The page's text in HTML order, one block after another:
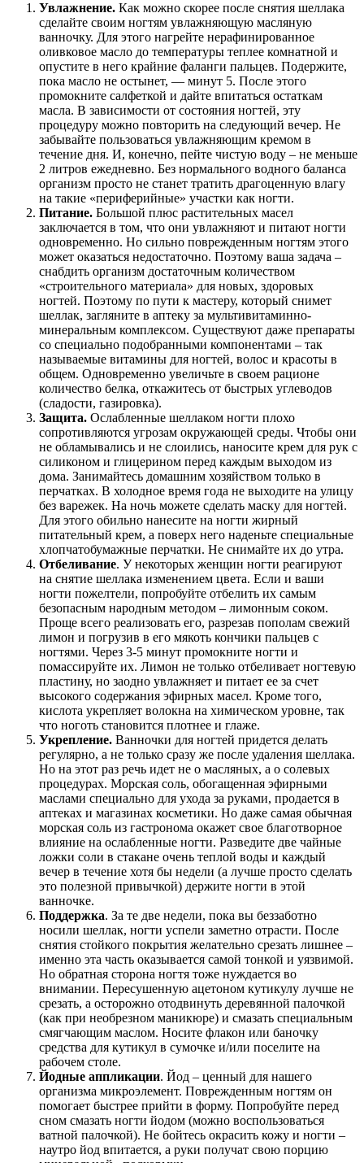
Увлажнение. Как можно скорее после снятия шеллака
сделайте своим ногтям увлажняющую масляную
ванночку. Для этого нагрейте нерафинированное
оливковое масло до температуры теплее комнатной и
опустите в него крайние фаланги пальцев. Подержите,
пока масло не остынет, — минут 5. После этого
промокните салфеткой и дайте впитаться остаткам
масла. В зависимости от состояния ногтей, эту
процедуру можно повторить на следующий вечер. Не
забывайте пользоваться увлажняющим кремом в
течение дня. И, конечно, пейте чистую воду – не меньше
2 литров ежедневно. Без нормального водного баланса
организм просто не станет тратить драгоценную влагу
на такие «периферийные» участки как ногти.
Питание. Большой плюс растительных масел
заключается в том, что они увлажняют и питают ногти
одновременно. Но сильно поврежденным ногтям этого
может оказаться недостаточно. Поэтому ваша задача –
снабдить организм достаточным количеством
«строительного материала» для новых, здоровых
ногтей. Поэтому по пути к мастеру, который снимет
шеллак, загляните в аптеку за мультивитаминно-
минеральным комплексом. Существуют даже препараты
со специально подобранными компонентами – так
называемые витамины для ногтей, волос и красоты в
общем. Одновременно увеличьте в своем рационе
количество белка, откажитесь от быстрых углеводов
(сладости, газировка).
Защита. Ослабленные шеллаком ногти плохо
сопротивляются угрозам окружающей среды. Чтобы они
не обламывались и не слоились, наносите крем для рук с
силиконом и глицерином перед каждым выходом из
дома. Занимайтесь домашним хозяйством только в
перчатках. В холодное время года не выходите на улицу
без варежек. На ночь можете сделать маску для ногтей.
Для этого обильно нанесите на ногти жирный
питательный крем, а поверх него наденьте специальные
хлопчатобумажные перчатки. Не снимайте их до утра.
Отбеливание. У некоторых женщин ногти реагируют
на снятие шеллака изменением цвета. Если и ваши
ногти пожелтели, попробуйте отбелить их самым
безопасным народным методом – лимонным соком.
Проще всего реализовать его, разрезав пополам свежий
лимон и погрузив в его мякоть кончики пальцев с
ногтями. Через 3-5 минут промокните ногти и
помассируйте их. Лимон не только отбеливает ногтевую
пластину, но заодно увлажняет и питает ее за счет
высокого содержания эфирных масел. Кроме того,
кислота укрепляет волокна на химическом уровне, так
что ноготь становится плотнее и глаже.
Укрепление. Ванночки для ногтей придется делать
регулярно, а не только сразу же после удаления шеллака.
Но на этот раз речь идет не о масляных, а о солевых
процедурах. Морская соль, обогащенная эфирными
маслами специально для ухода за руками, продается в
аптеках и магазинах косметики. Но даже самая обычная
морская соль из гастронома окажет свое благотворное
влияние на ослабленные ногти. Разведите две чайные
ложки соли в стакане очень теплой воды и каждый
вечер в течение хотя бы недели (а лучше просто сделать
это полезной привычкой) держите ногти в этой
ванночке.
Поддержка. За те две недели, пока вы беззаботно
носили шеллак, ногти успели заметно отрасти. После
снятия стойкого покрытия желательно срезать лишнее –
именно эта часть оказывается самой тонкой и уязвимой.
Но обратная сторона ногтя тоже нуждается во
внимании. Пересушенную ацетоном кутикулу лучше не
срезать, а осторожно отодвинуть деревянной палочкой
(как при необрезном маникюре) и смазать специальным
смягчающим маслом. Носите флакон или баночку
средства для кутикул в сумочке и/или поселите на
рабочем столе.
Йодные аппликации. Йод – ценный для нашего
организма микроэлемент. Поврежденным ногтям он
помогает быстрее прийти в форму. Попробуйте перед
сном смазать ногти йодом (можно воспользоваться
ватной палочкой). Не бойтесь окрасить кожу и ногти –
наутро йод впитается, а руки получат свою порцию